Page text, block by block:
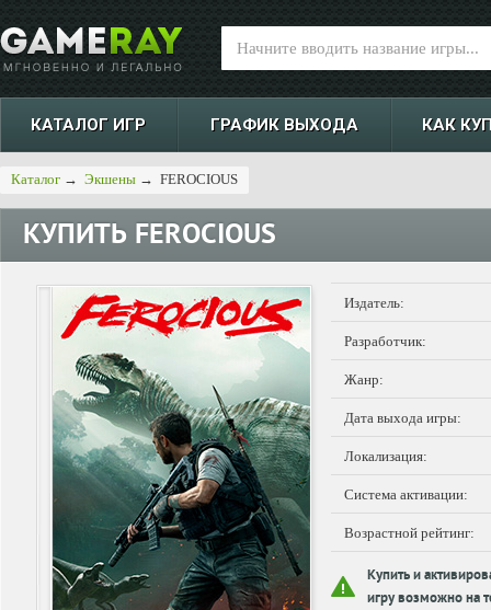
КАТАЛОГ ИГР ГРАФИК ВЫХОДА КАК
Каталог → Экшены → FEROCIOUS
КУПИТЬ FEROCIOUS
Издатель:
Разработчик:
Жанр:
Дата выхода игры:
Локализация:
Система активации:
Возрастной рейтинг:
Купить и
игру возможно на